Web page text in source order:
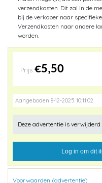
verzendkosten. Dit zal in de
bij de verkoper naar
Verzendkosten naar andere
worden.
Prijs €5,50
Aangeboden 8-12-2025 10:11:02
Deze advertentie is verwijderd
Log in om dit
Voorwaarden (advertentie)